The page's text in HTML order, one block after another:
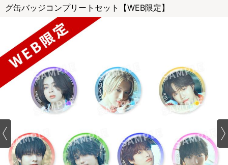
グ缶バッジコンプリートセット【WEB限定】